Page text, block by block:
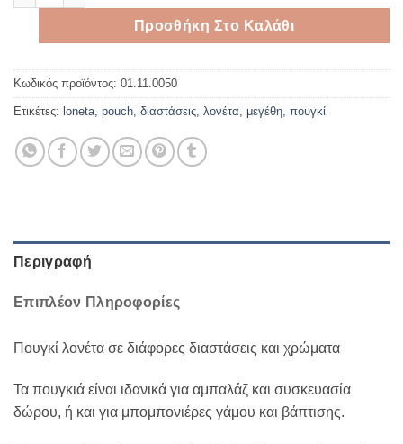
Προσθήκη Στο Καλάθι
Κωδικός προϊόντος: 01.11.0050
Ετικέτες: loneta, pouch, διαστάσεις, λονέτα, μεγέθη, πουγκί
Περιγραφή
Επιπλέον Πληροφορίες
Πουγκί λονέτα σε διάφορες διαστάσεις και χρώματα
Τα πουγκιά είναι ιδανικά για αμπαλάζ και συσκευασία
δώρου, ή και για μπομπονιέρες γάμου και βάπτισης.